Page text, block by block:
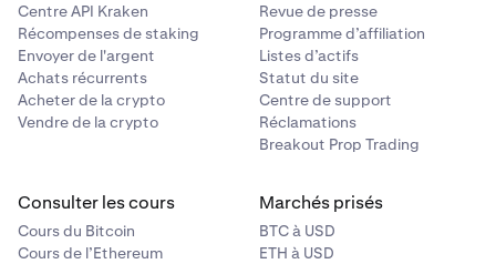
Centre API Kraken
Récompenses de staking
Envoyer de l'argent
Achats récurrents
Acheter de la crypto
Vendre de la crypto
Revue de presse
Programme d’affiliation
Listes d’actifs
Statut du site
Centre de support
Réclamations
Breakout Prop Trading
Consulter les cours
Cours du Bitcoin
Cours de l’Ethereum
Marchés prisés
BTC à USD
ETH à USD